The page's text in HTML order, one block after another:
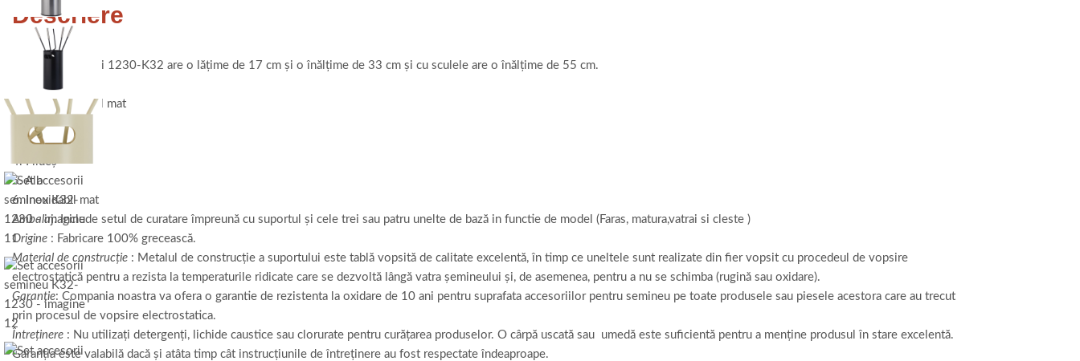
Descriere
Setul de accesorii 1230-K32 are o lățime de 17 cm și o înălțime de 33 cm și cu sculele are o înălțime de 55 cm.
1. Negru / Nichel mat
3. Maro măsline
4. Fildeș
5. Alb
6. Inoxidabil mat
Ambalaj: Include setul de curatare împreună cu suportul și cele trei sau patru unelte de bază in functie de model (Faras, matura,vatrai si cleste )
Origine : Fabricare 100% grecească.
Material de construcție : Metalul de construcție a suportului este tablă vopsită de calitate excelentă, în timp ce uneltele sunt realizate din fier vopsit cu procedeul de vopsire
electrostatică pentru a rezista la temperaturile ridicate care se dezvoltă lângă vatra șemineului și, de asemenea, pentru a nu se schimba (rugină sau oxidare).
Garanție: Compania noastra va ofera o garantie de rezistenta la oxidare de 10 ani pentru suprafata accesoriilor pentru semineu pe toate produsele sau piesele acestora care au trecut
prin procesul de vopsire electrostatica.
Întreținere : Nu utilizați detergenți, lichide caustice sau clorurate pentru curățarea produselor. O cârpă uscată sau umedă este suficientă pentru a menține produsul în stare excelentă.
Garanția este valabilă dacă și atâta timp cât instrucțiunile de întreținere au fost respectate îndeaproape.